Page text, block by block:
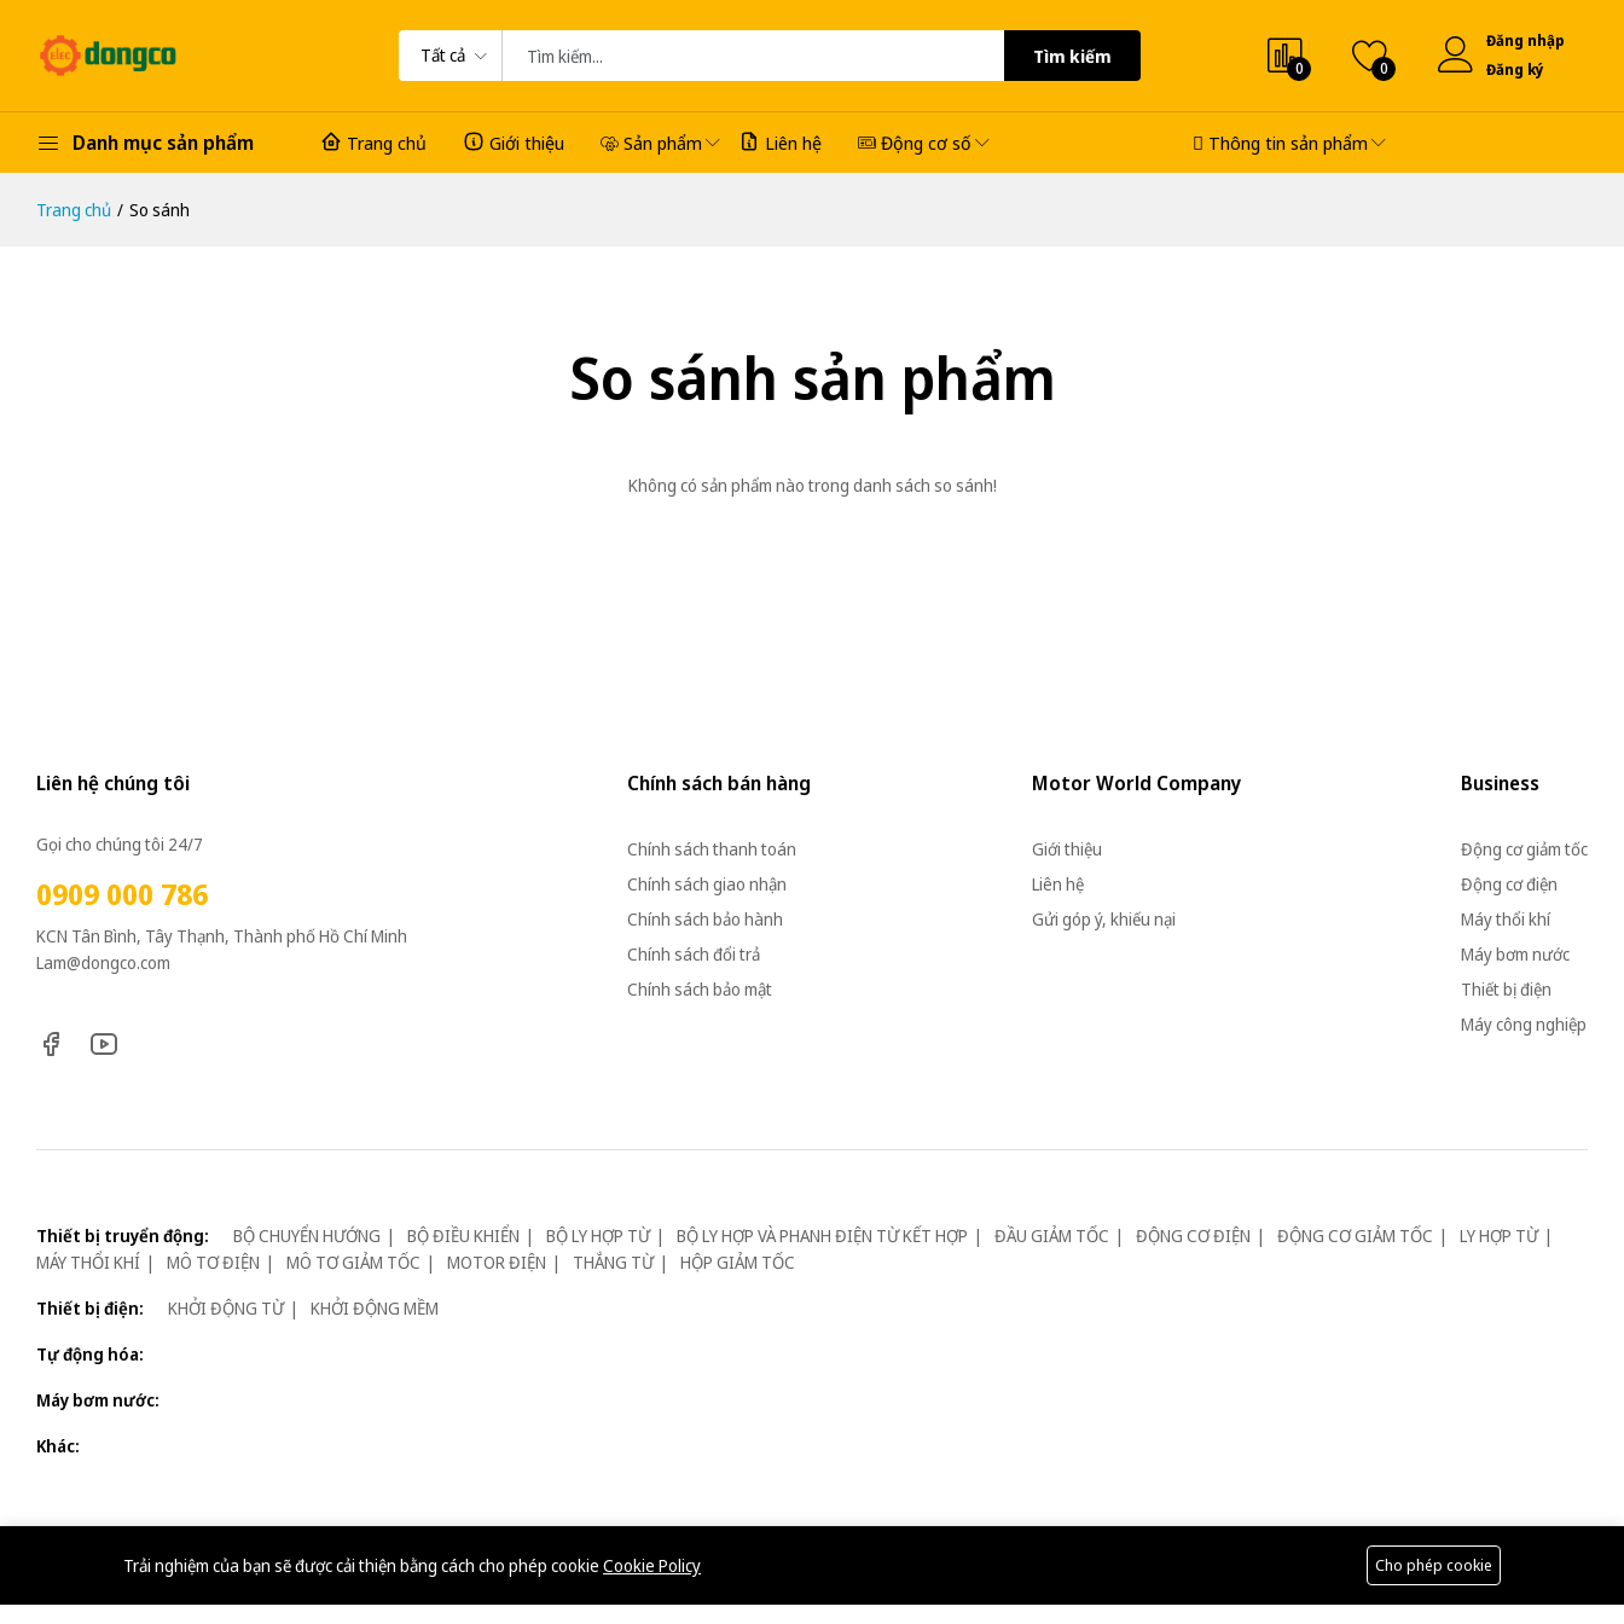
Tất cả Tìm kiếm
0 0
Đăng nhập
Đăng ký
Danh mục sản phẩm Trang chủ Giới thiệu Sản phẩm Liên hệ Động cơ số Thông tin sản phẩm
Trang chủ So sánh
So sánh sản phẩm
Không có sản phẩm nào trong danh sách so sánh!
Liên hệ chúng tôi
Gọi cho chúng tôi 24/7
0909 000 786
KCN Tân Bình, Tây Thạnh, Thành phố Hồ Chí Minh
Lam@dongco.com
Chính sách bán hàng
Chính sách thanh toán
Chính sách giao nhận
Chính sách bảo hành
Chính sách đổi trả
Chính sách bảo mật
Motor World Company
Giới thiệu
Liên hệ
Gửi góp ý, khiếu nại
Business
Động cơ giảm tốc
Động cơ điện
Máy thổi khí
Máy bơm nước
Thiết bị điện
Máy công nghiệp
Thiết bị truyển động: BỘ CHUYỂN HƯỚNG BỘ ĐIỀU KHIỂN BỘ LY HỢP TỪ BỘ LY HỢP VÀ PHANH ĐIỆN TỪ KẾT HỢP ĐẦU GIẢM TỐC ĐỘNG CƠ ĐIỆN ĐỘNG CƠ GIẢM TỐC
LY HỢP TỪ
MÁY THỔI KHÍ
MÔ TƠ ĐIỆN MÔ TƠ GIẢM TỐC MOTOR ĐIỆN THẮNG TỪ
HỘP GIẢM TỐC
Thiết bị điện:
KHỞI ĐỘNG TỪ
KHỞI ĐỘNG MỀM
Tự động hóa:
Máy bơm nước:
Khác:
Chứng nhận & Website cùng công ty:
Trải nghiệm của bạn sẽ được cải thiện bằng cách cho phép cookie Cookie Policy Cho phép cookie